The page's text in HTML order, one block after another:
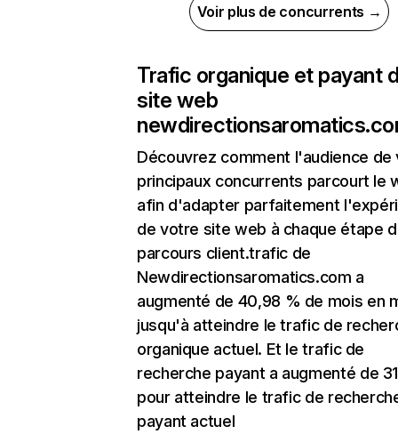
Voir plus de concurrents →
Trafic organique et payant
site web
Découvrez comment l'audience de
principaux concurrents parcourt le
afin d'adapter parfaitement
de votre site web à chaque étape
parcours client.trafic de
Newdirectionsaromatics.com a
augmenté de 40,98 % de mois en
jusqu'à atteindre le trafic de
organique actuel. Et le trafic de
recherche payant a augmenté de
pour atteindre le trafic de
payant actuel